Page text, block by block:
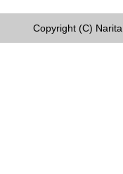
Copyright (C)